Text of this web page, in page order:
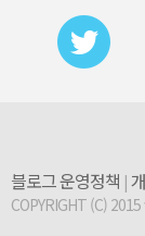
블로그 운영정책 |
COPYRIGHT (C)